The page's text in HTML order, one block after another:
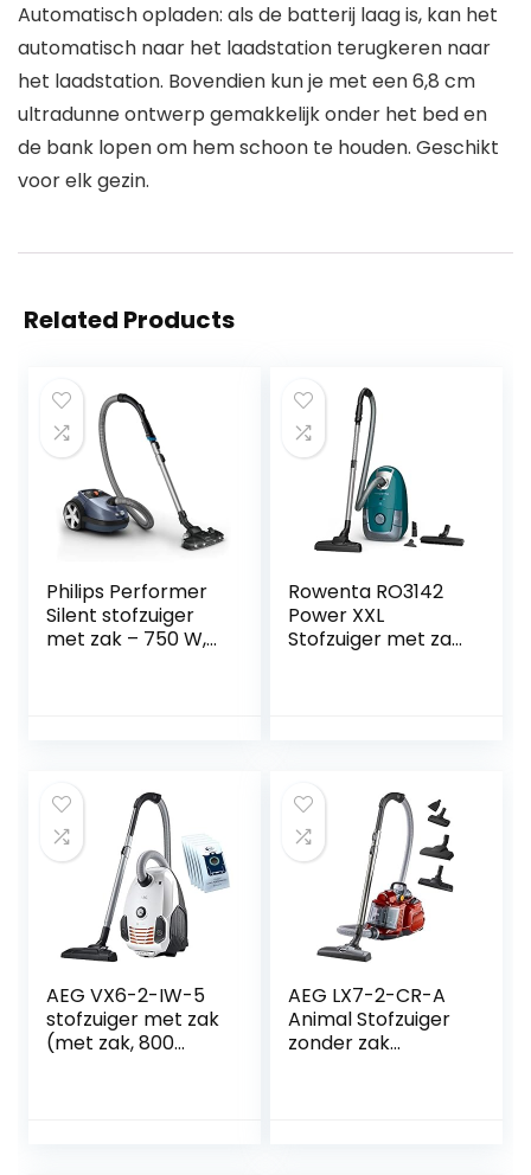
Automatisch opladen: als de batterij laag is, kan het
automatisch naar het laadstation terugkeren naar
het laadstation. Bovendien kun je met een 6,8 cm
ultradunne ontwerp gemakkelijk onder het bed en
de bank lopen om hem schoon te houden. Geschikt
voor elk gezin.
Related Products
Philips Performer
Silent stofzuiger
met zak – 750 W,
Rowenta RO3142
Power XXL
Stofzuiger met zak
AEG VX6-2-IW-5
stofzuiger met zak
(met zak, 800
AEG LX7-2-CR-A
Animal Stofzuiger
zonder zak